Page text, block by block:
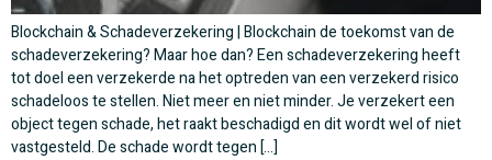
Blockchain & Schadeverzekering | Blockchain de toekomst van de
schadeverzekering? Maar hoe dan? Een schadeverzekering heeft
tot doel een verzekerde na het optreden van een verzekerd risico
schadeloos te stellen. Niet meer en niet minder. Je verzekert een
object tegen schade, het raakt beschadigd en dit wordt wel of niet
vastgesteld. De schade wordt tegen […]